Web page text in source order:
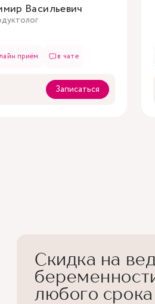
Васильевич
приём в чате
Записаться
Скидка на
любого срока